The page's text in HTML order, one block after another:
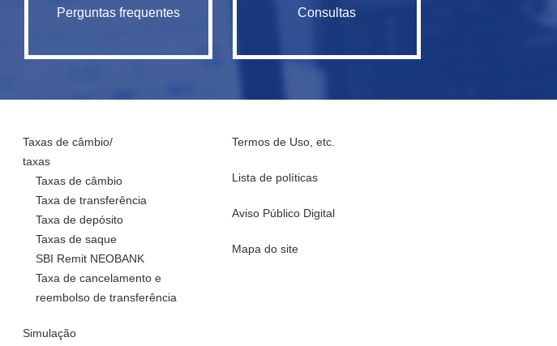
Perguntas frequentes Consultas
Taxas de câmbio/
taxas
Taxas de câmbio
Taxa de transferência
Taxa de depósito
Taxas de saque
SBI Remit NEOBANK
Taxa de cancelamento e
reembolso de transferência
Simulação
Termos de Uso, etc.
Lista de políticas
Aviso Público Digital
Mapa do site